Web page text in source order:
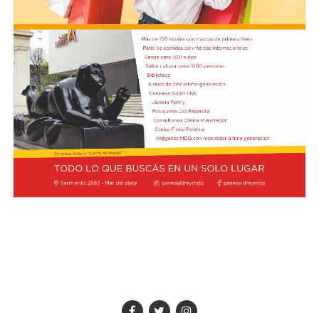
Luego se refirió al viaje que hizo Georgieva a Vaca
Muerta junto al ministro Luis Caputo y al CEO y
presidente de YPF, Horacio Marin. "Le quiero recordar a
la directora del FMI que ese petróleo que fue a ver es del
pueblo argentino, es nuestro petróleo, es argentino",
dijo y agregó: "Tendría que usarse para el desarrollo
nacional, para la industria nacional, para que lo puedan
comprar y adquirir a un precio posible de los costos
nacionales".
Además, el gobernador se refirió a la importancia del
yacimiento patagónico y recordó también que el